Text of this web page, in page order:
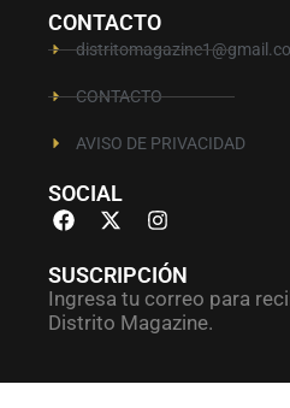
CONTACTO
CONTACTO
AVISO DE PRIVACIDAD
SOCIAL
SUSCRIPCIÓN
Ingresa tu correo para
Distrito Magazine.